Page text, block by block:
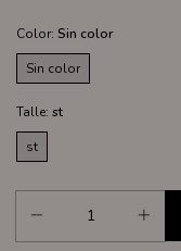
Color: Sin color
Sin color
Talle: st
st